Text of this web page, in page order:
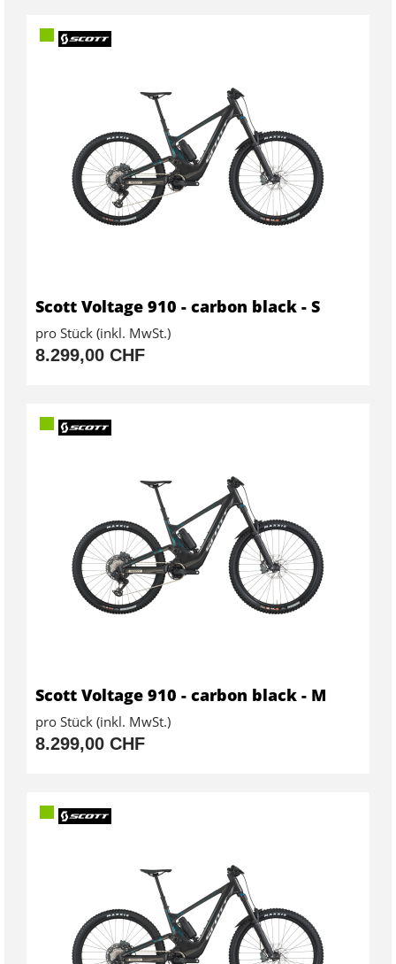
Scott Voltage 910 - carbon black - S
pro Stück (inkl. MwSt.)
8.299,00 CHF
Scott Voltage 910 - carbon black - M
pro Stück (inkl. MwSt.)
8.299,00 CHF